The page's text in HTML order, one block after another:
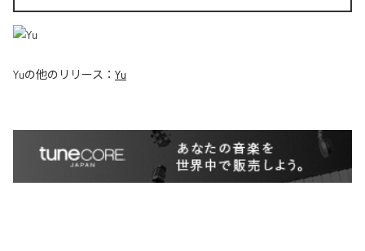
Yuの他のリリース： Yu